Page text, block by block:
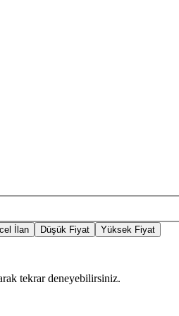
İlan Düşük Fiyat Yüksek Fiyat
tekrar deneyebilirsiniz.